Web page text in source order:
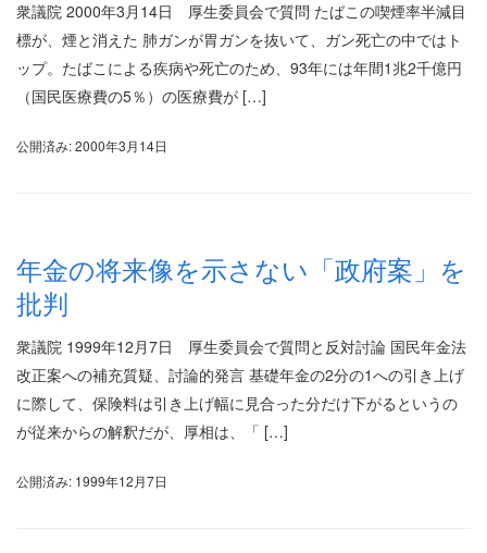
衆議院 2000年3月14日 厚生委員会で質問 たばこの喫煙率半減目
標が、煙と消えた 肺ガンが胃ガンを抜いて、ガン死亡の中ではト
ップ。たばこによる疾病や死亡のため、93年には年間1兆2千億円
（国民医療費の5％）の医療費が […]
公開済み: 2000年3月14日
年金の将来像を示さない「政府案」を
批判
衆議院 1999年12月7日 厚生委員会で質問と反対討論 国民年金法
改正案への補充質疑、討論的発言 基礎年金の2分の1への引き上げ
に際して、保険料は引き上げ幅に見合った分だけ下がるというの
が従来からの解釈だが、厚相は、「 […]
公開済み: 1999年12月7日